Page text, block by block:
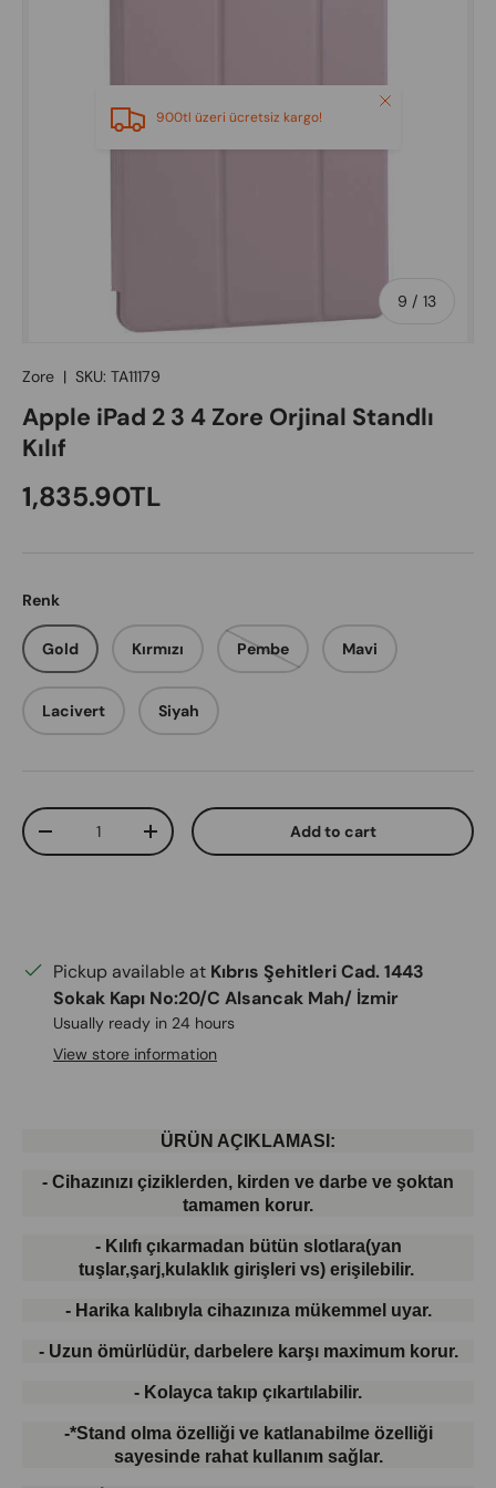
9 / of
13
900tl üzeri ücretsiz kargo!
Close
Zore | SKU: TA11179
Apple iPad 2 3 4 Zore Orjinal Standlı
Kılıf
Regular price
1,835.90TL
Renk
Gold Kırmızı Pembe Mavi
Lacivert Siyah
Qty
Decrease quantityIncrease quantity Add to cart
Pickup available at Kıbrıs Şehitleri Cad. 1443
Sokak Kapı No:20/C Alsancak Mah/ İzmir
Usually ready in 24 hours
View store information
ÜRÜN AÇIKLAMASI:
- Cihazınızı çiziklerden, kirden ve darbe ve şoktan
tamamen korur.
- Kılıfı çıkarmadan bütün slotlara(yan
tuşlar,şarj,kulaklık girişleri vs) erişilebilir.
- Harika kalıbıyla cihazınıza mükemmel uyar.
- Uzun ömürlüdür, darbelere karşı maximum korur.
- Kolayca takıp çıkartılabilir.
-*Stand olma özelliği ve katlanabilme özelliği
sayesinde rahat kullanım sağlar.